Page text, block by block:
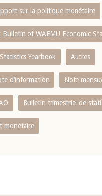
sur la politique monétaire
Bulletin of WAEMU Economic
Statistics Yearbook Autres
d’information Note
Bulletin trimestriel de
monétaire